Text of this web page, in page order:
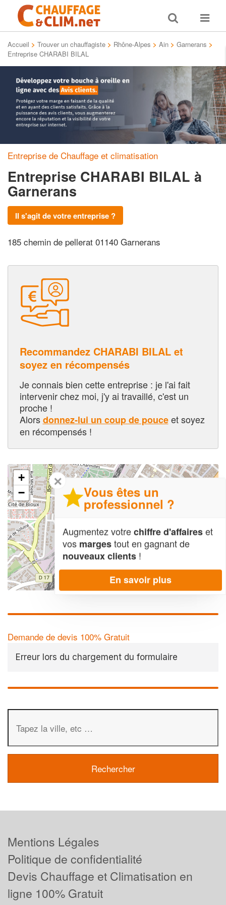
Toggle
search
Toggle
Accueil > Trouver un chauffagiste > Rhône-Alpes > Ain > Garnerans >
Entreprise CHARABI BILAL
Entreprise de Chauffage et climatisation
Entreprise CHARABI BILAL à
Garnerans
Il s'agit de votre entreprise ?
185 chemin de pellerat 01140 Garnerans
Recommandez CHARABI BILAL et
soyez en récompensés
Je connais bien cette entreprise : je l'ai fait
intervenir chez moi, j'y ai travaillé, c'est un
proche !
Alorsdonnez-lui un coup de pouceet soyez
en récompensés !
+
−
OpenStreetMap contributors,
Demande de devis 100% Gratuit
Erreur lors du chargement du formulaire
✕
Vous êtes un
professionnel ?
Augmentez votrechiffre d'affaireset
vos margestout en gagnant de
nouveaux clients !
En savoir plus
Mentions Légales
Politique de confidentialité
Devis Chauffage et Climatisation en
ligne 100% Gratuit